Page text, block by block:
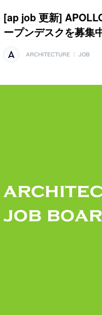
[ap job 更新]
ープンデスクを募集
ARCHITECTURE JOB